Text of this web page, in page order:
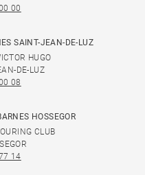
00
SAINT-JEAN-DE-LUZ
HUGO
DE-LUZ
08
HOSSEGOR
CLUB
14